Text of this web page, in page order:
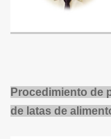
Procedimiento de
de latas de